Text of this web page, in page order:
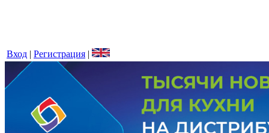
Вход | Регистрация |